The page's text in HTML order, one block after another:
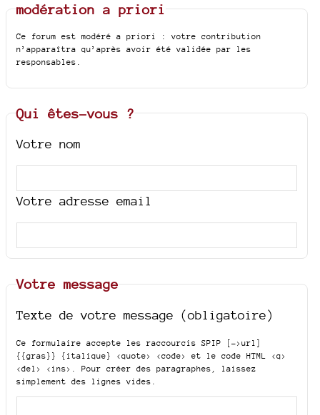
modération a priori
Ce forum est modéré a priori : votre contribution
n’apparaîtra qu’après avoir été validée par les
responsables.
Qui êtes-vous ?
Votre nom
Votre adresse email
Votre message
Texte de votre message (obligatoire)
Ce formulaire accepte les raccourcis SPIP
[->url]
{{gras}} {italique} <quote> <code>
et le code HTML <q>
<del> <ins>
. Pour créer des paragraphes, laissez
simplement des lignes vides.